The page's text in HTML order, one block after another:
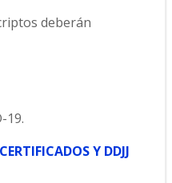
deberán
19.
Y DDJJ